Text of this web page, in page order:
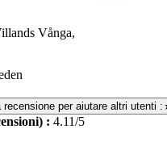
Vånga,
recensione per aiutare altri utenti :
: 4.11/5